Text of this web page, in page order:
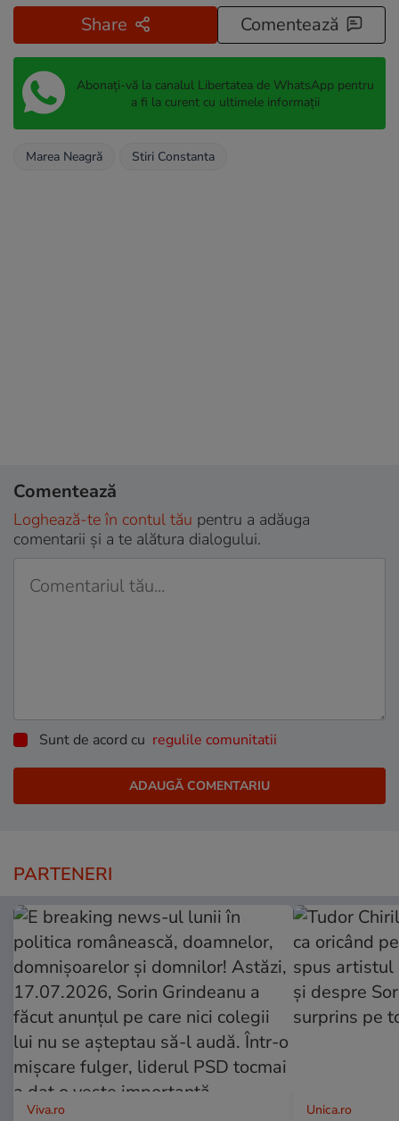
Share Comentează
Abonați-vă la canalul Libertatea de WhatsApp pentru
a fi la curent cu ultimele informații
Marea Neagră Stiri Constanta
Comentează
Loghează-te în contul tău pentru a adăuga
comentarii și a te alătura dialogului.
Sunt de acord cu regulile comunitatii
PARTENERI
Viva.ro Unica.ro